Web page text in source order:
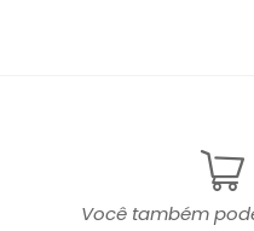
Você também